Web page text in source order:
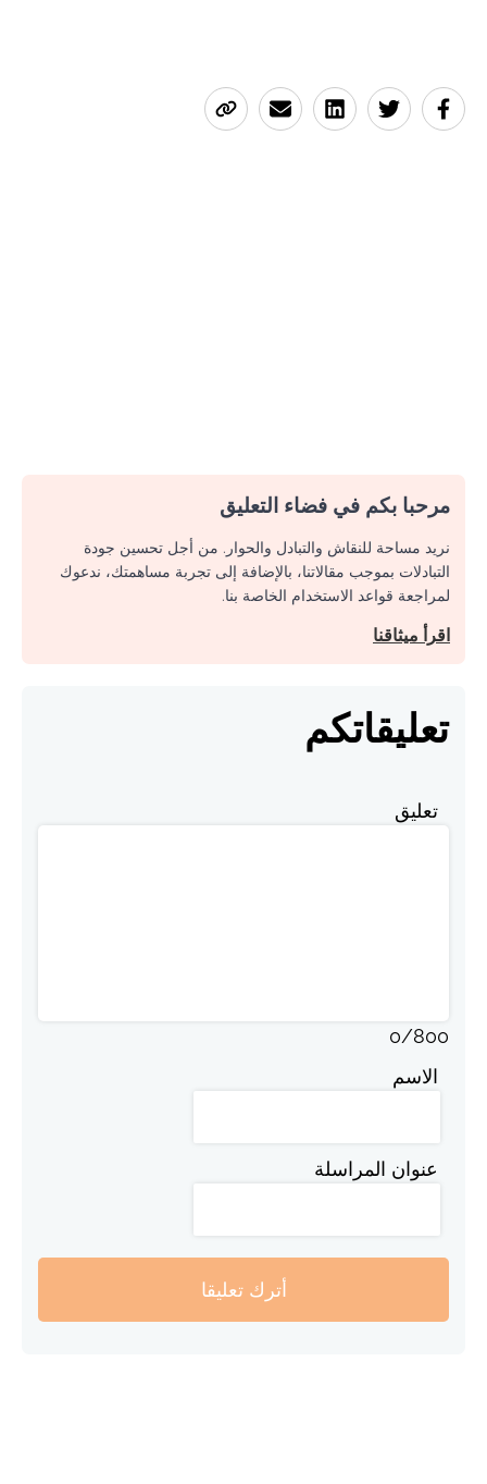
مرحبا بكم في فضاء التعليق
نريد مساحة للنقاش والتبادل والحوار. من أجل تحسين جودة
التبادلات بموجب مقالاتنا، بالإضافة إلى تجربة مساهمتك، ندعوك
لمراجعة قواعد الاستخدام الخاصة بنا.
اقرأ ميثاقنا
تعليقاتكم
تعليق
0/800
الاسم
عنوان المراسلة
أترك تعليقا